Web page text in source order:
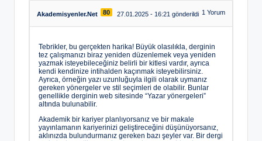
Akademisyenler.Net 80 27.01.2025 - 16:21 gönderildi 1 Yorum
Tebrikler, bu gerçekten harika! Büyük olasılıkla, derginin
tez çalışmanızı biraz yeniden düzenlemek veya yeniden
yazmak isteyebileceğiniz belirli bir kitlesi vardır, ayrıca
kendi kendinize intihalden kaçınmak isteyebilirsiniz.
Ayrıca, örneğin yazı uzunluğuyla ilgili olarak uymanız
gereken yönergeler ve stil seçimleri de olabilir. Bunlar
genellikle derginin web sitesinde “Yazar yönergeleri”
altında bulunabilir.
Akademik bir kariyer planlıyorsanız ve bir makale
yayınlamanın kariyerinizi geliştireceğini düşünüyorsanız,
aklınızda bulundurmanız gereken bazı şeyler var. Bir dergi